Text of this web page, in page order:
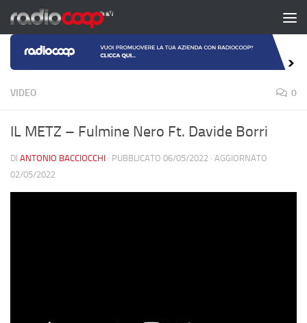
Salta al contenuto
VIDEO 0
IL METZ – Fulmine Nero Ft. Davide Borri
DI ANTONIO BACCIOCCHI · PUBBLICATO 06/05/2022 · AGGIORNATO
02/05/2022